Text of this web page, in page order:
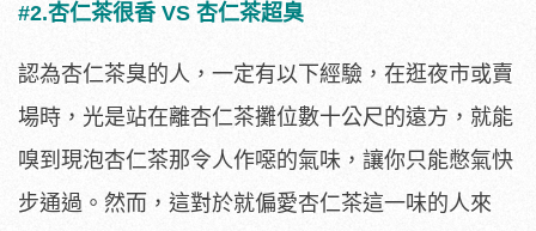
#2.杏仁茶很香 VS 杏仁茶超臭
認為杏仁茶臭的人，一定有以下經驗，在逛夜市或賣
場時，光是站在離杏仁茶攤位數十公尺的遠方，就能
嗅到現泡杏仁茶那令人作噁的氣味，讓你只能憋氣快
步通過。然而，這對於就偏愛杏仁茶這一味的人來